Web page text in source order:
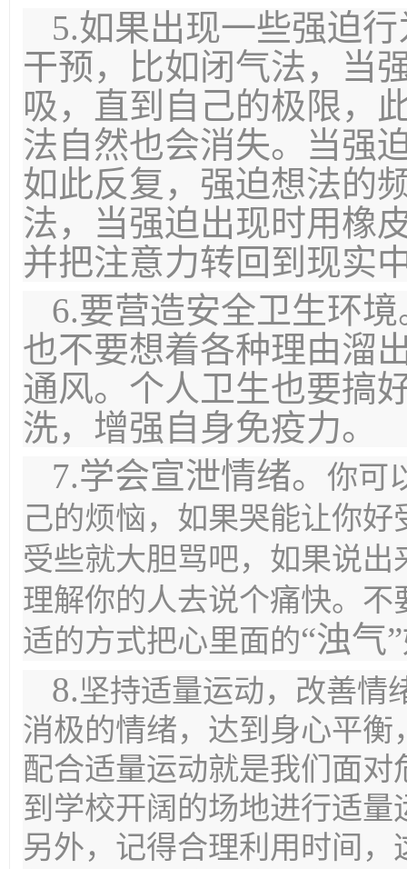
5.如果出现一些强迫
干预，比如闭气法，当
吸，直到自己的极限，
法自然也会消失。当强
如此反复，强迫想法的
法，当强迫出现时用橡
并把注意力转回到现实
6.要营造安全卫生环
也不要想着各种理由溜
通风。个人卫生也要搞
洗，增强自身免疫力。
7.学会宣泄情绪。
你可
己的烦恼，如果哭能让你
受些就大胆骂吧，如果说
理解你的人去说个痛快。
适的方式把心里面的“浊气
8.坚持适量运动，改善情
消极的情绪，达到身心平
配合适量运动就是我们面
到学校开阔的场地进行适
另外，记得合理利用时间 ，